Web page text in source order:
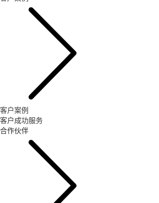
客户案例
客户成功服务
合作伙伴